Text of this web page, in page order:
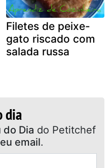
Filetes de peixe-
gato riscado com
salada russa
dia
do Dia do Petitchef
email.